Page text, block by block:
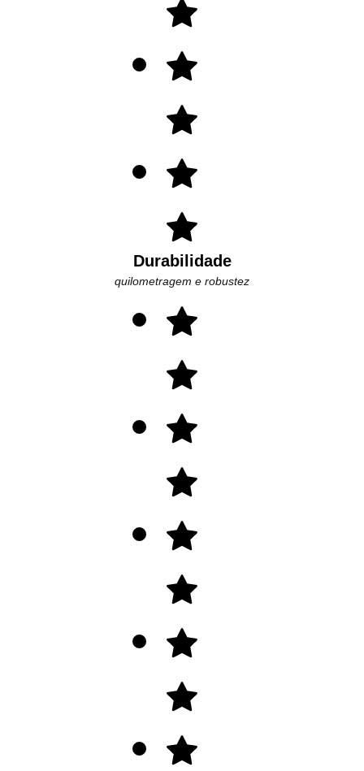
Durabilidade
quilometragem e robustez